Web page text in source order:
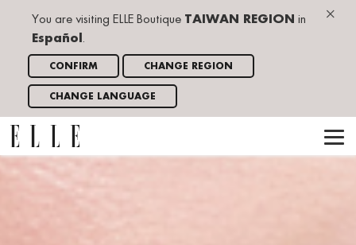
×
You are visiting ELLE Boutique TAIWAN REGION in
Español .
CONFIRM CHANGE REGION
CHANGE LANGUAGE